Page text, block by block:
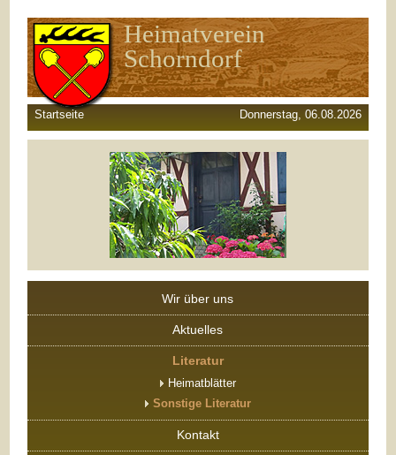
Heimatverein
Schorndorf
Startseite Donnerstag, 06.08.2026
Wir über uns
Aktuelles
Literatur
Heimatblätter
Sonstige Literatur
Kontakt